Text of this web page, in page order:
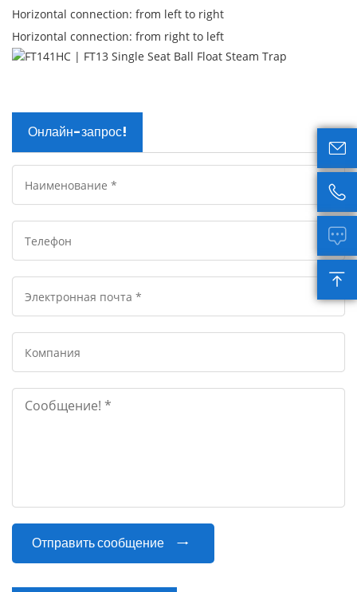
Horizontal connection: from left to right
Horizontal connection: from right to left
Онлайн-запрос!
Отправить сообщение 



